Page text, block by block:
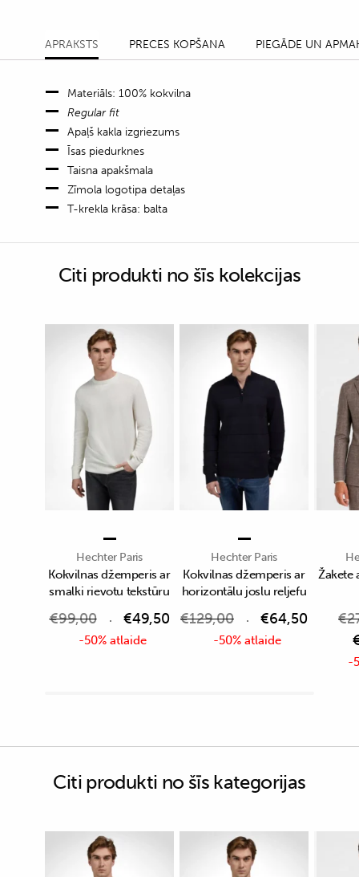
APRAKSTS PRECES KOPŠANA PIEGĀDE UN
Materiāls: 100% kokvilna
Regular fit
Apaļš kakla izgriezums
Īsas piedurknes
Taisna apakšmala
Zīmola logotipa detaļas
T-krekla krāsa: balta
Citi produkti no šīs kolekcijas
Hechter Paris
Kokvilnas džemperis ar
smalki rievotu tekstūru
€99,00 €49,50
-50% atlaide
Hechter Paris
Kokvilnas džemperis ar
horizontālu joslu reljefu
€129,00 €64,50
-50% atlaide
Žakete
€
-
Citi produkti no šīs kategorijas